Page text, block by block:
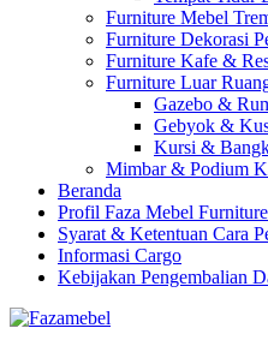
Furniture Mebel
Furniture Dekorasi
Furniture Kafe &
Furniture Luar
Gazebo &
Gebyok &
Kursi &
Mimbar & Podium
Beranda
Profil Faza Mebel Furniture
Syarat & Ketentuan Cara
Informasi Cargo
Kebijakan Pengembalian